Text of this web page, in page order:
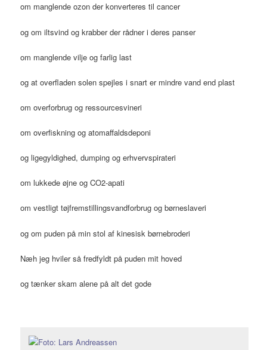
om manglende ozon der konverteres til cancer
og om iltsvind og krabber der rådner i deres panser
om manglende vilje og farlig last
og at overfladen solen spejles i snart er mindre vand end plast
om overforbrug og ressourcesvineri
om overfiskning og atomaffaldsdeponi
og ligegyldighed, dumping og erhvervspirateri
om lukkede øjne og CO2-apati
om vestligt tøjfremstillingsvandforbrug og børneslaveri
og om puden på min stol af kinesisk børnebroderi
Næh jeg hviler så fredfyldt på puden mit hoved
og tænker skam alene på alt det gode